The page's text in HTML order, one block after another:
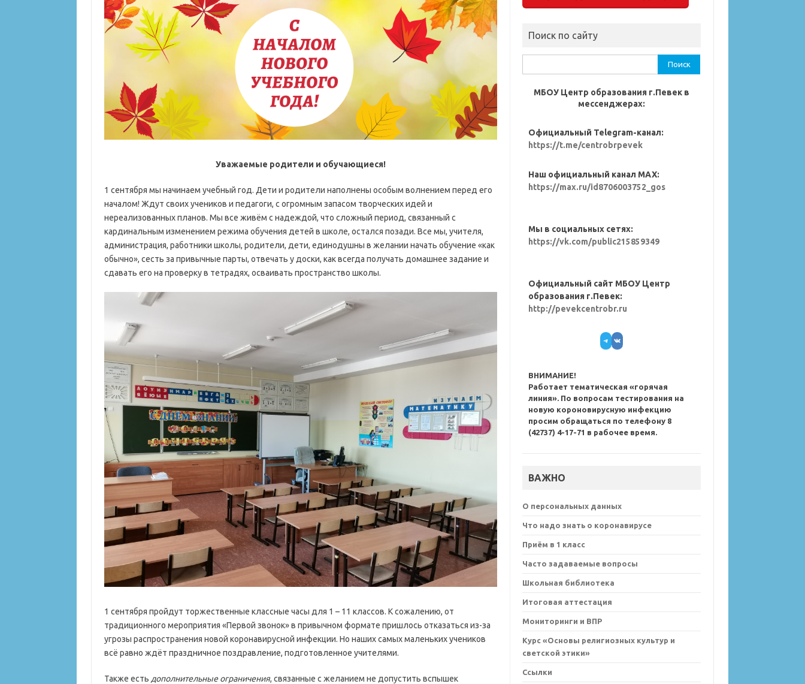
Уважаемые родители и обучающиеся!
1 сентября мы начинаем учебный год. Дети и родители наполнены особым волнением перед его
началом! Ждут своих учеников и педагоги, с огромным запасом творческих идей и
нереализованных планов. Мы все живём с надеждой, что сложный период, связанный с
кардинальным изменением режима обучения детей в школе, остался позади. Все мы, учителя,
администрация, работники школы, родители, дети, единодушны в желании начать обучение «как
обычно», сесть за привычные парты, отвечать у доски, как всегда получать домашнее задание и
сдавать его на проверку в тетрадях, осваивать пространство школы.
1 сентября пройдут торжественные классные часы для 1 – 11 классов. К сожалению, от
традиционного мероприятия «Первой звонок» в привычном формате пришлось отказаться из-за
угрозы распространения новой коронавирусной инфекции. Но наших самых маленьких учеников
всё равно ждёт праздничное поздравление, подготовленное учителями.
Также есть дополнительные ограничения, связанные с желанием не допустить вспышек
Поиск по сайту
МБОУ Центр образования г.Певек в
мессенджерах:
Официальный Telegram-канал:
https://t.me/centrobrpevek
Наш официальный канал MAX:
https://max.ru/id8706003752_gos
Мы в социальных сетях:
https://vk.com/public215859349
Официальный сайт МБОУ Центр
образования г.Певек:
http://pevekcentrobr.ru
Telegram
VK
ВНИМАНИЕ!
Работает тематическая «горячая
линия». По вопросам тестирования на
новую короновирусную инфекцию
просим обращаться по телефону 8
(42737) 4-17-71 в рабочее время.
ВАЖНО
О персональных данных
Что надо знать о коронавирусе
Приём в 1 класс
Часто задаваемые вопросы
Школьная библиотека
Итоговая аттестация
Мониторинги и ВПР
Курс «Основы религиозных культур и
светской этики»
Ссылки